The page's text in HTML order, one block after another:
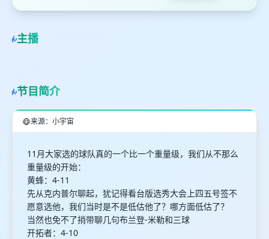
主播
节目简介
来源：小宇宙
11月大家选的球队真的一个比一个重量级，我们从不那么
重量级的开始：
黄蜂：4-11
先从克内普尔聊起，犹记得看台版选秀大会上四五号签不
愿意选他，我们当时是不是低估他了？哪方面低估了？
当然也免不了捎带聊几句布兰登-米勒和三球
开拓者：4-10